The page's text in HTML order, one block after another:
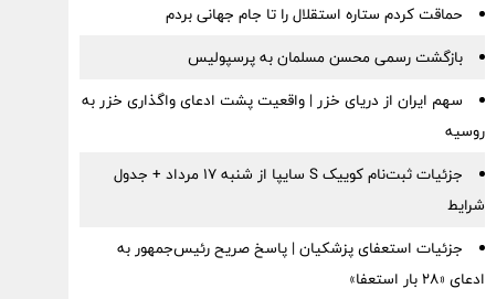
حماقت کردم ستاره استقلال را تا جام جهانی بردم
بازگشت رسمی محسن مسلمان به پرسپولیس
سهم ایران از دریای خزر | واقعیت پشت ادعای واگذاری خزر به
روسیه
جزئیات ثبت‌نام کوییک S سایپا از شنبه ۱۷ مرداد + جدول
شرایط
جزئیات استعفای پزشکیان | پاسخ صریح رئیس‌جمهور به
ادعای «۲۸ بار استعفا»